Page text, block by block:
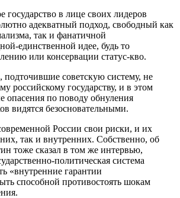
государство в лице своих лидеров
адекватный подход, свободный как
так и фанатичной
единственной идее, будь то
или консервации статус-кво.
подточившие советскую систему, не
российскому государству, и в этом
опасения по поводу обнуления
видятся безосновательными.
России свои риски, и их
так и внутренних. Собственно, об
тоже сказал в том же интервью,
политическая система
«внутренние гарантии
способной противостоять шокам